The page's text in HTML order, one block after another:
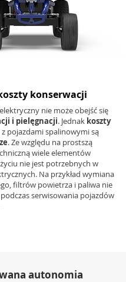
konserwacji
nie może obejść się
i pielęgnacji. Jednak koszty
pojazdami spalinowymi są
. Ze względu na prostszą
wiele elementów
nie jest potrzebnych w
Na przykład wymiana
filtrów powietrza i paliwa nie
serwisowania pojazdów
autonomia